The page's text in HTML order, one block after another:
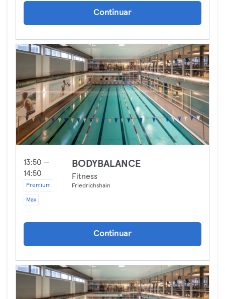
Continuar
13:50 —
14:50
Premium
Max
BODYBALANCE
Fitness
Friedrichshain
Continuar